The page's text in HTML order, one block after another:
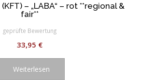
– „LABA“ – rot **regional &
fair**
geprüfte Bewertung
33,95 €
Weiterlesen